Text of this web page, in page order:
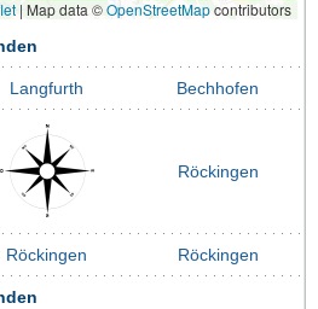
| Map data ©OpenStreetMapcontributors
Langfurth Bechhofen
Röckingen
Röckingen Röckingen